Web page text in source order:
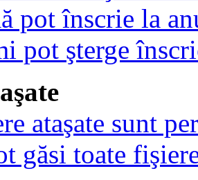
pot înscrie la
pot şterge
ataşate sunt
găsi toate